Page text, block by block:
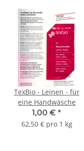
TexBio - Leinen - für
eine Handwäsche
1,00 € *
62,50 € pro 1 kg